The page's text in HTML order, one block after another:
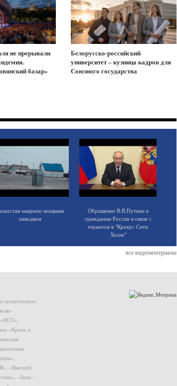
не прерывали
базар»
Белорусско-российский
университет – кузница кадров для
Союзного государства
накрыло мощным
паводком
Обращение В.В.Путина к
гражданам России в связи с
терактом в "Крокус Сити
Холле"
все видеоматериалы
религиозное
«Кровь и
«Высший
«База»